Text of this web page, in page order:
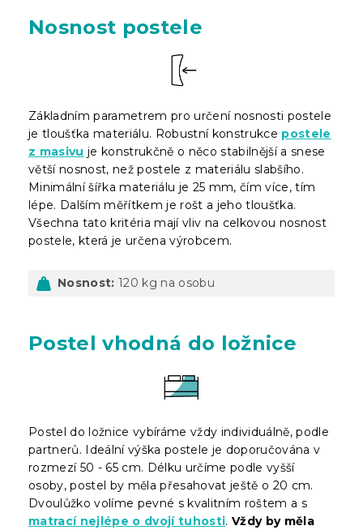
Nosnost postele
Základním parametrem pro určení nosnosti postele
je tloušťka materiálu. Robustní konstrukce postele
z masivu je konstrukčně o něco stabilnější a snese
větší nosnost, než postele z materiálu slabšího.
Minimální šířka materiálu je 25 mm, čím více, tím
lépe. Dalším měřítkem je rošt a jeho tloušťka.
Všechna tato kritéria mají vliv na celkovou nosnost
postele, která je určena výrobcem.
Nosnost: 120 kg na osobu
Postel vhodná do ložnice
Postel do ložnice vybíráme vždy individuálně, podle
partnerů. Ideální výška postele je doporučována v
rozmezí 50 - 65 cm. Délku určíme podle vyšší
osoby, postel by měla přesahovat ještě o 20 cm.
Dvoulůžko volíme pevné s kvalitním roštem a s
matrací nejlépe o dvojí tuhosti.Vždy by měla